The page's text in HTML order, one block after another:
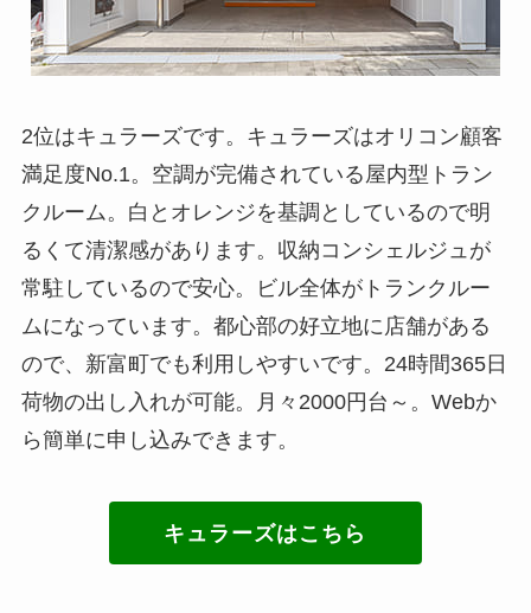
2位はキュラーズです。キュラーズはオリコン顧客
満足度No.1。空調が完備されている屋内型トラン
クルーム。白とオレンジを基調としているので明
るくて清潔感があります。収納コンシェルジュが
常駐しているので安心。ビル全体がトランクルー
ムになっています。都心部の好立地に店舗がある
ので、新富町でも利用しやすいです。24時間365日
荷物の出し入れが可能。月々2000円台～。Webか
ら簡単に申し込みできます。
キュラーズはこちら